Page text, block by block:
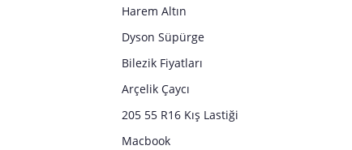
Harem Altın
Dyson Süpürge
Bilezik Fiyatları
Arçelik Çaycı
205 55 R16 Kış Lastiği
Macbook